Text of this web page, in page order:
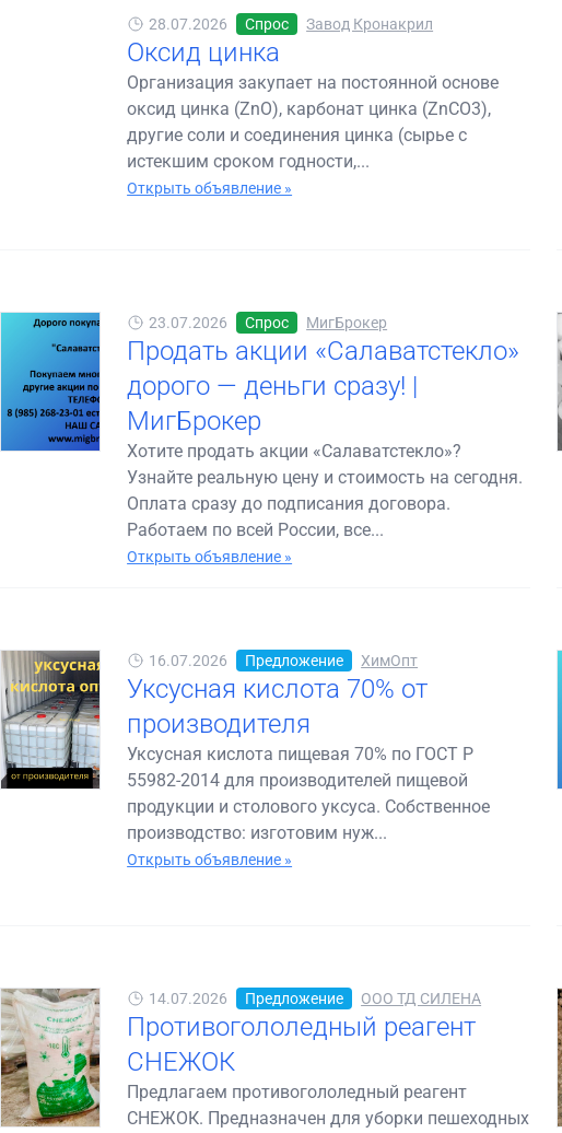
28.07.2026 Спрос Завод Кронакрил
Оксид цинка
Организация закупает на постоянной основе
оксид цинка (ZnO), карбонат цинка (ZnCO3),
другие соли и соединения цинка (сырье с
истекшим сроком годности,...
Открыть объявление »
23.07.2026 Спрос МигБрокер
Продать акции «Салаватстекло»
дорого — деньги сразу! |
МигБрокер
Хотите продать акции «Салаватстекло»?
Узнайте реальную цену и стоимость на сегодня.
Оплата сразу до подписания договора.
Работаем по всей России, все...
Открыть объявление »
16.07.2026 Предложение ХимОпт
Уксусная кислота 70% от
производителя
Уксусная кислота пищевая 70% по ГОСТ Р
55982-2014 для производителей пищевой
продукции и столового уксуса. Собственное
производство: изготовим нуж...
Открыть объявление »
14.07.2026 Предложение ООО ТД СИЛЕНА
Противогололедный реагент
СНЕЖОК
Предлагаем противогололедный реагент
СНЕЖОК. Предназначен для уборки пешеходных